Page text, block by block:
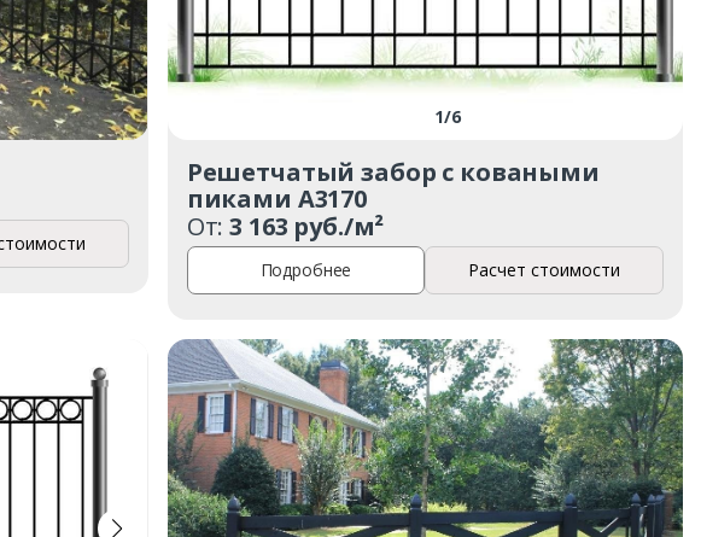
1/6
Решетчатый забор с коваными
пиками А3170
От:3 163 руб./м²
Подробнее Расчет стоимости